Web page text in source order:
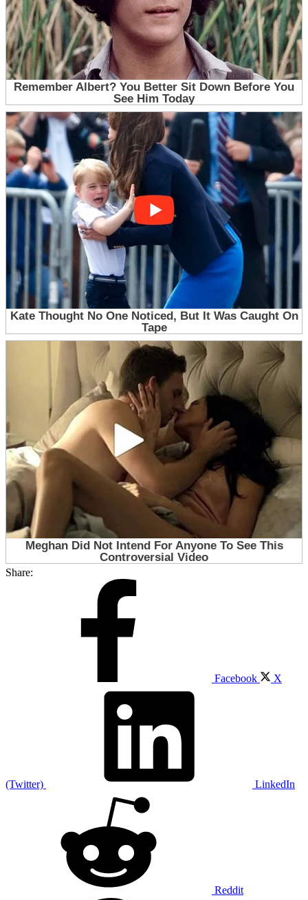
Share:
Facebook X
(Twitter) LinkedIn
Reddit